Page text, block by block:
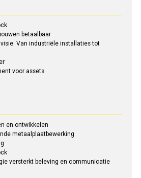
betaalbaar
Van industriële installaties tot
voor assets
en ontwikkelen
metaalplaatbewerking
versterkt beleving en communicatie